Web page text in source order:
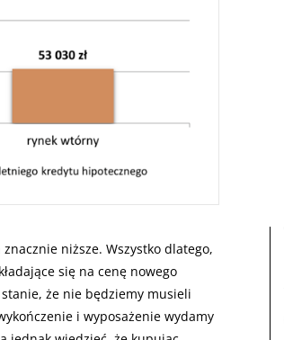
niższe. Wszystko dlatego,
się na cenę nowego
że nie będziemy musieli
i wyposażenie wydamy